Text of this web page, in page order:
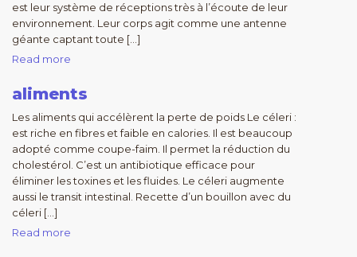
est leur système de réceptions très à l’écoute de leur
environnement. Leur corps agit comme une antenne
géante captant toute […]
Read more
aliments
Les aliments qui accélèrent la perte de poids Le céleri :
est riche en fibres et faible en calories. Il est beaucoup
adopté comme coupe-faim. Il permet la réduction du
cholestérol. C’est un antibiotique efficace pour
éliminer les toxines et les fluides. Le céleri augmente
aussi le transit intestinal. Recette d’un bouillon avec du
céleri […]
Read more